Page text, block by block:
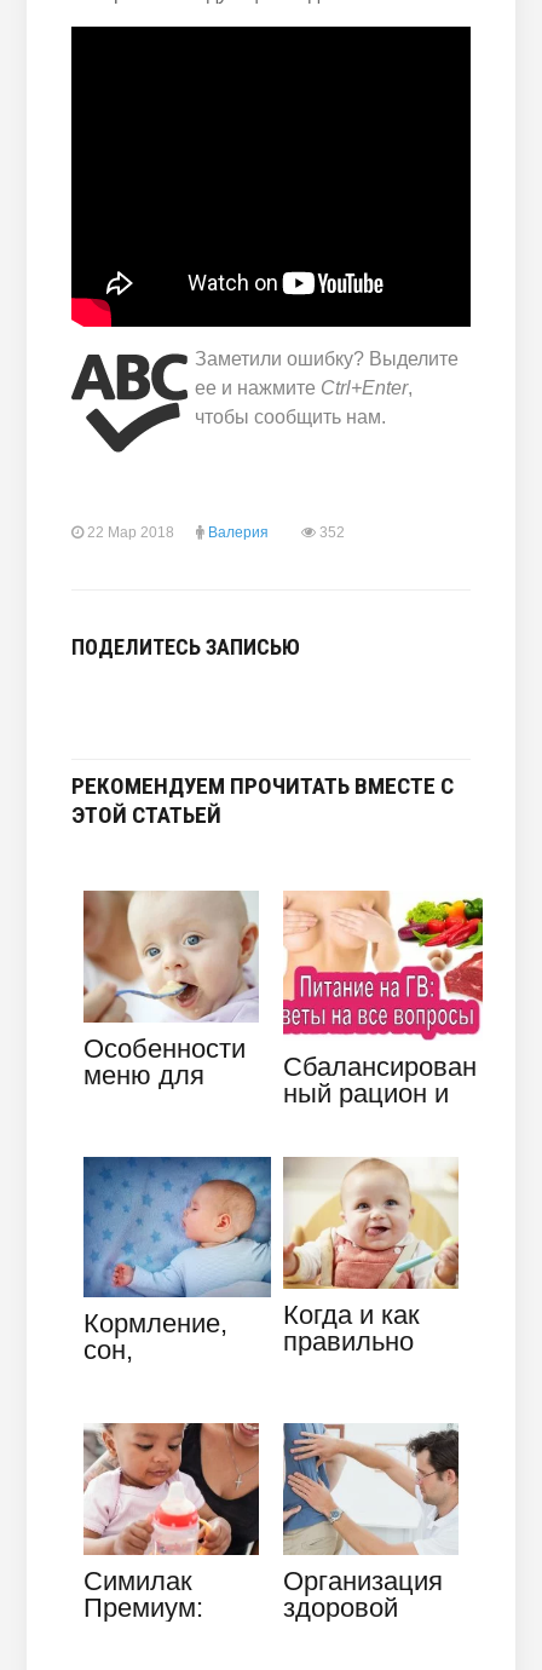
Заметили ошибку? Выделите
ее и нажмите Ctrl+Enter,
чтобы сообщить нам.
22 Мар 2018 Валерия 352
ПОДЕЛИТЕСЬ ЗАПИСЬЮ
РЕКОМЕНДУЕМ ПРОЧИТАТЬ ВМЕСТЕ С
ЭТОЙ СТАТЬЕЙ
Особенности
меню для
Сбалансирован
ный рацион и
грудном
вскармливании
Кормление,
сон,
месячного
ребенка
Когда и как
правильно
прикорм для
грудничка
Симилак
Премиум:
Организация
здоровой